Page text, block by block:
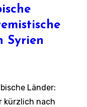
Syrien
Länder:
kürzlich nach